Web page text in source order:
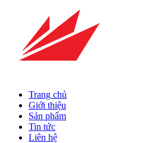
Trang chủ
Giới thiệu
Sản phẩm
Tin tức
Liên hệ